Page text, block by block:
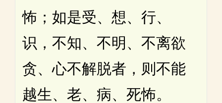
怖；如是受、想、行、
识，不知、不明、不离欲
贪、心不解脱者，则不能
越生、老、病、死怖。